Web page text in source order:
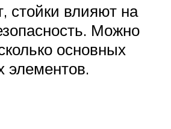
стойки влияют на
Можно
основных
элементов.